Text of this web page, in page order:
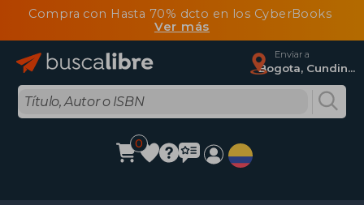
Compra con Hasta 70% dcto en los CyberBooks
Ver más
Enviar a
Bogota, Cundinamarca
0